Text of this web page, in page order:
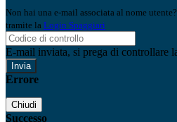
Non hai una e-mail associata al nome
tramite la Login Spaggiari
E-mail inviata, si prega di controllare
Errore
Chiudi
Successo